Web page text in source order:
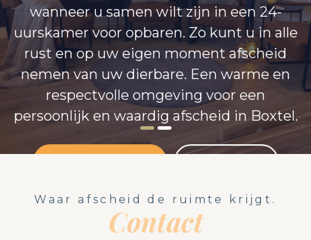
wanneer u samen wilt zijn in een 24-
uurskamer voor opbaren. Zo kunt u in alle
rust en op uw eigen moment afscheid
nemen van uw dierbare. Een warme en
respectvolle omgeving voor een
persoonlijk en waardig afscheid in Boxtel.
Waar afscheid de ruimte krijgt.
Contact